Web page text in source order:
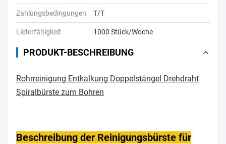
Zahlungsbedingungen T/T
Lieferfähigkeit 1000 Stück/Woche
PRODUKT-BESCHREIBUNG
Rohrreinigung Entkalkung Doppelstängel Drehdraht
Spiralbürste zum Bohren
Beschreibung der Reinigungsbürste für